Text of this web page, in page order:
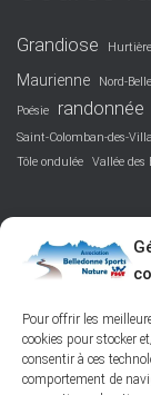
Pour offrir les
cookies pour stocker
consentir à ces
comportement de
Grandiose
Maurienne Nord-
Poésie randonnée
Saint-Colomban-des-
Tôle ondulée
Vallée des
FACEBOOK